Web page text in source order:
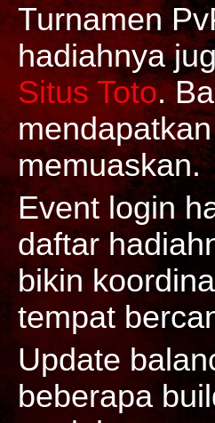
Turnamen
hadiahnya
Situs Toto.
memuaskan.
Event login
daftar
bikin
tempat
Update
beberapa